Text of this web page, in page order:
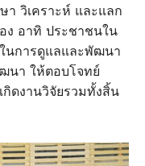
า วิเคราะห์ และแลก
ง อาทิ ประชาชนใน
การดูแลและพัฒนา
นา ให้ตอบโจทย์
ดงานวิจัยรวมทั้งสิ้น